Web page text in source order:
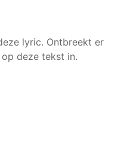
lyric. Ontbreekt er
op deze tekst in.